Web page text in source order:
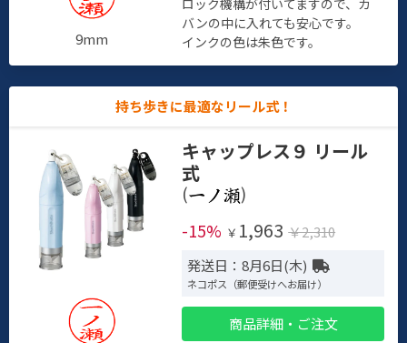
9mm
ロック機構が付いてますので、カ
バンの中に入れても安心です。
インクの色は朱色です。
持ち歩きに最適なリール式！
キャップレス９ リール
式
(
)
-15% ￥ 1,963 ￥2,310
発送日：8月6日(木)
ネコポス（郵便受けへお届け）
商品詳細・ご注文